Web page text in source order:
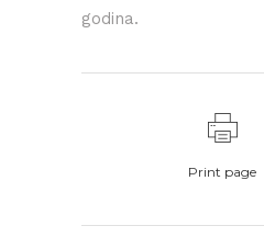
godina.
Print page